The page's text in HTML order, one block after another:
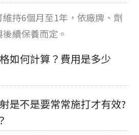
持6個月至1年，依廠牌、劑
續保養而定。
如何計算？費用是多少
是不是要常常施打才有效?